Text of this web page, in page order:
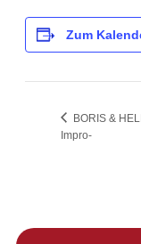
Zum
BORIS &
Impro-